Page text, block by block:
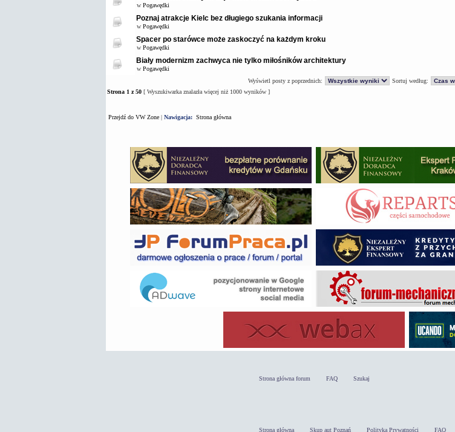
w Pogawędki
Poznaj atrakcje Kielc bez długiego szukania informacji
w Pogawędki
Spacer po starówce może zaskoczyć na każdym kroku
w Pogawędki
Biały modernizm zachwyca nie tylko miłośników architektury
w Pogawędki
Wyświetl posty z poprzednich:
Sortuj według:
Strona 1 z50[ Wyszukiwarka znalazła więcej niż 1000 wyników ]
Przejdź do VW Zone| Nawigacja: Strona główna
Strona główna forum FAQ Szukaj
Strona główna Skup aut Poznań Polityka Prywatności FAQ